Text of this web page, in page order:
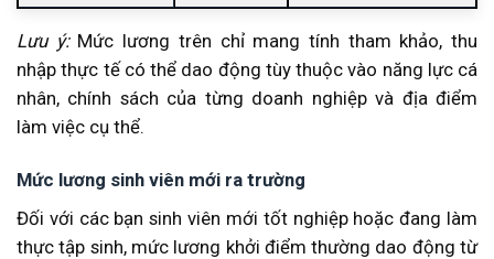
Lưu ý:Mức lương trên chỉ mang tính tham khảo, thu
nhập thực tế có thể dao động tùy thuộc vào năng lực cá
nhân, chính sách của từng doanh nghiệp và địa điểm
làm việc cụ thể.
Mức lương sinh viên mới ra trường
Đối với các bạn sinh viên mới tốt nghiệp hoặc đang làm
thực tập sinh, mức lương khởi điểm thường dao động từ